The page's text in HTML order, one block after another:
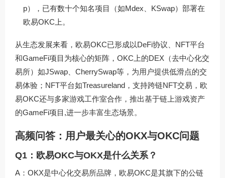
p），已有数十个知名项目（如Mdex、KSwap）部署在
欧易OKC上。
从生态发展来看，欧易OKC已形成以DeFi协议、NFT平台
和GameFi项目为核心的矩阵，OKC上的DEX（去中心化交
易所）如JSwap、CherrySwap等，为用户提供低滑点的交
易体验；NFT平台如Treasureland，支持跨链NFT交易，欧
易OKC还与多家游戏工作室合作，推出基于链上游戏资产
的GameFi项目,进一步丰富生态场景。
高频问答：用户最关心的OKX与OKC问题
Q1：欧易OKC与OKX是什么关系？
A：OKX是中心化交易所品牌，欧易OKC是其旗下的公链